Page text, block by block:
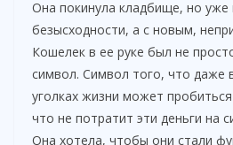
Она покинула кладбище, но уже
безысходности, а с новым,
Кошелек в ее руке был не
символ. Символ того, что даже
уголках жизни может
что не потратит эти деньги на
Она хотела, чтобы они стали